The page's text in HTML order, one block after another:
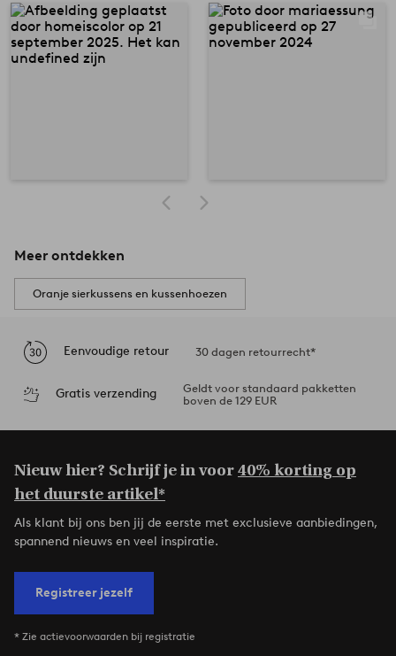
Meer ontdekken
Oranje sierkussens en kussenhoezen
Eenvoudige retour 30 dagen retourrecht*
Gratis verzending
Geldt voor standaard pakketten
boven de 129 EUR
Nieuw hier? Schrijf je in voor40% korting op
het duurste artikel*
Als klant bij ons ben jij de eerste met exclusieve aanbiedingen,
spannend nieuws en veel inspiratie.
Registreer jezelf
* Zie actievoorwaarden bij registratie